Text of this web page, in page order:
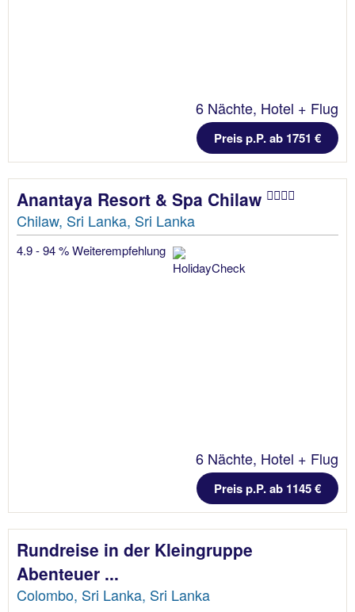
6 Nächte, Hotel + Flug
Preis p.P. ab 1751 €
Anantaya Resort & Spa Chilaw
Chilaw, Sri Lanka, Sri Lanka
4.9 - 94 % Weiterempfehlung
6 Nächte, Hotel + Flug
Preis p.P. ab 1145 €
Rundreise in der Kleingruppe
Abenteuer ...
Colombo, Sri Lanka, Sri Lanka